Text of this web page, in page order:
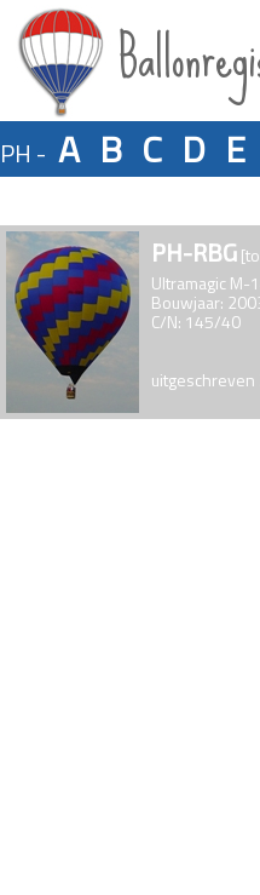
PH - A B C D E
PH-RBG
Ultramagic M-
Bouwjaar:
C/N: 145/40